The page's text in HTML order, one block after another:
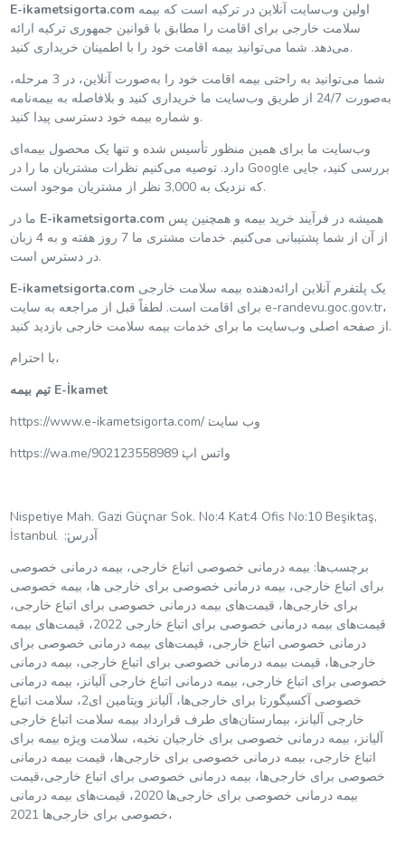
E-ikametsigorta.comاولین وب‌سایت آنلاین در ترکیه است که بیمه
سلامت خارجی برای اقامت را مطابق با قوانین جمهوری ترکیه ارائه
می‌دهد. شما می‌توانید بیمه اقامت خود را با اطمینان خریداری کنید.
شما می‌توانید به راحتی بیمه اقامت خود را به‌صورت آنلاین، در 3 مرحله،
به‌صورت 24/7 از طریق وب‌سایت ما خریداری کنید و بلافاصله به بیمه‌نامه
و شماره بیمه خود دسترسی پیدا کنید.
وب‌سایت ما برای همین منظور تأسیس شده و تنها یک محصول بیمه‌ای
دارد. توصیه می‌کنیم نظرات مشتریان ما را در Google بررسی کنید، جایی
که نزدیک به 3,000 نظر از مشتریان موجود است.
E-ikametsigorta.comهمیشه در فرآیند خرید بیمه و همچنین پس
از آن از شما پشتیبانی می‌کنیم. خدمات مشتری ما 7 روز هفته و به 4 زبان
در دسترس است.
E-ikametsigorta.comیک پلتفرم آنلاین ارائه‌دهنده بیمه سلامت خارجی
برای اقامت است. لطفاً قبل از مراجعه به سایت e-randevu.goc.gov.tr،
از صفحه اصلی وب‌سایت ما برای خدمات بیمه سلامت خارجی بازدید کنید.
با احترام،
تیم بیمه E-İkamet
https://www.e-ikametsigorta.com/ وب سایت׃
https://wa.me/902123558989 واتس اپ׃
Nispetiye Mah. Gazi Güçnar Sok. No:4 Kat:4 Ofis No:10 Beşiktaş,
İstanbul :آدرس׃
برچسب‌ها: بیمه درمانی خصوصی اتباع خارجی، بیمه درمانی خصوصی
برای اتباع خارجی، بیمه درمانی خصوصی برای خارجی ها، بیمه خصوصی
برای خارجی‌ها، قیمت‌های بیمه درمانی خصوصی برای اتباع خارجی،
قیمت‌های بیمه درمانی خصوصی برای اتباع خارجی 2022، قیمت‌های بیمه
درمانی خصوصی اتباع خارجی، قیمت‌های بیمه درمانی خصوصی برای
خارجی‌ها، قیمت بیمه درمانی خصوصی برای اتباع خارجی، بیمه درمانی
خصوصی برای اتباع خارجی، بیمه درمانی اتباع خارجی آلیانز، بیمه درمانی
خصوصی آکسیگورتا برای خارجی‌ها، آلیانز ویتامین ای2، سلامت اتباع
خارجی آلیانز، بیمارستان‌های طرف قرارداد بیمه سلامت اتباع خارجی
آلیانز، بیمه درمانی خصوصی برای خارجیان نخبه، سلامت ویژه بیمه برای
اتباع خارجی، بیمه درمانی خصوصی برای خارجی‌ها، قیمت بیمه درمانی
خصوصی برای خارجی‌ها، بیمه درمانی خصوصی برای اتباع خارجی،قیمت
بیمه درمانی خصوصی برای خارجی‌ها 2020، قیمت‌های بیمه درمانی
خصوصی برای خارجی‌ها 2021،